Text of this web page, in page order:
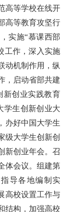
高等学校在线开
高等教育攻坚行
实施“慕课西部
工作，深入实施
动机制作用，纵
，启动省部共建
新创业实践教育
学生创新创业大
办好中国大学生
级大学生创新创
新创业年会。召
体会议。组建第
导各地编制实
高校设置工作与
结构，加强高校